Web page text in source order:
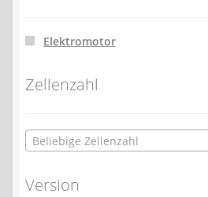
Elektromotor
Zellenzahl
Beliebige Zellenzahl
Version